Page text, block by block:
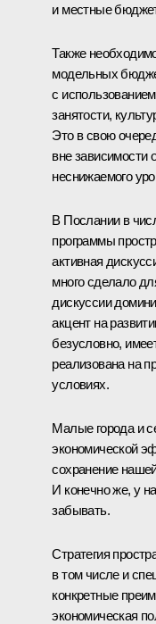
и местные
Также
модельных
с
занятости,
Это в свою
вне зависимости
неснижаемого
В Послании в
программы
активная
много сделало
дискуссии
акцент на
безусловно,
реализована на
условиях.
Малые города и
экономической
сохранение
И конечно же, у
забывать.
Стратегия
в том числе и
конкретные
экономическая